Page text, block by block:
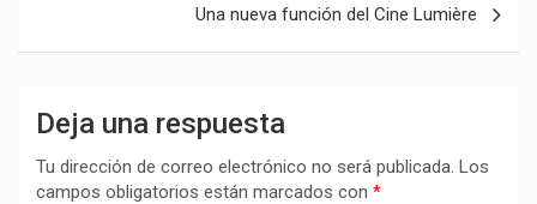
Una nueva función del Cine Lumière
Deja una respuesta
Tu dirección de correo electrónico no será publicada. Los
campos obligatorios están marcados con *